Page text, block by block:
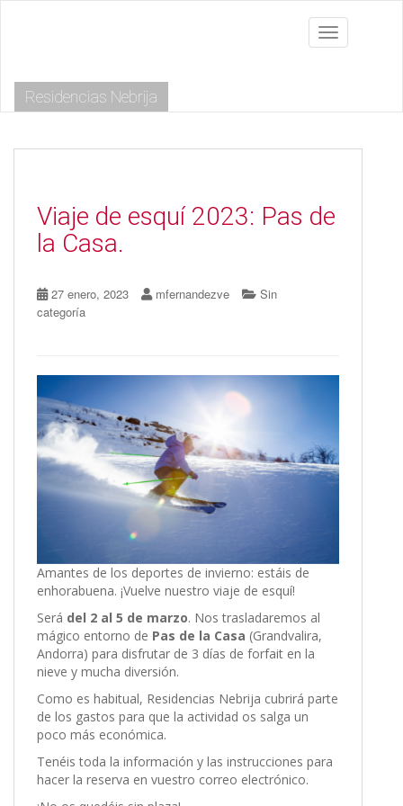
m
Toggle
Residencias Nebrija
Viaje de esquí 2023: Pas de
la Casa.
27 enero, 2023 mfernandezve
Sin
categoría
Amantes de los deportes de invierno: estáis de
enhorabuena. ¡Vuelve nuestro viaje de esquí!
Será del 2 al 5 de marzo. Nos trasladaremos al
mágico entorno de Pas de la Casa (Grandvalira,
Andorra) para disfrutar de 3 días de forfait en la
nieve y mucha diversión.
Como es habitual, Residencias Nebrija cubrirá parte
de los gastos para que la actividad os salga un
poco más económica.
Tenéis toda la información y las instrucciones para
hacer la reserva en vuestro correo electrónico.